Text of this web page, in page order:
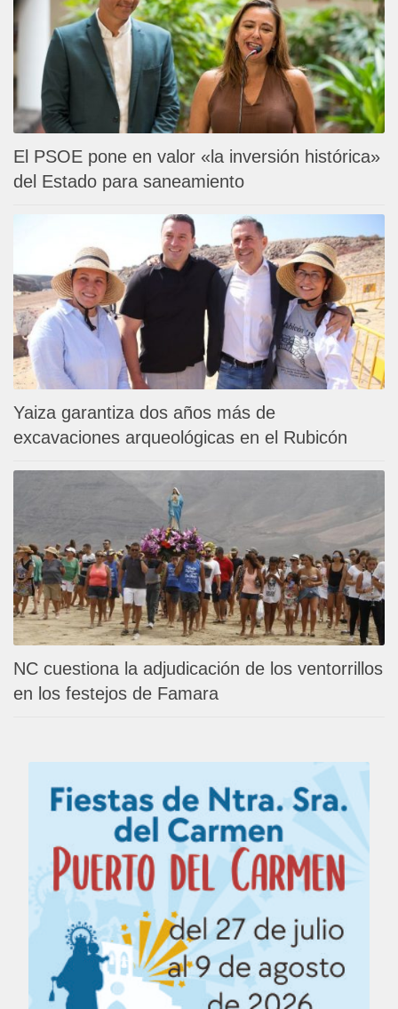
El PSOE pone en valor «la inversión histórica»
del Estado para saneamiento
Yaiza garantiza dos años más de
excavaciones arqueológicas en el Rubicón
NC cuestiona la adjudicación de los ventorrillos
en los festejos de Famara